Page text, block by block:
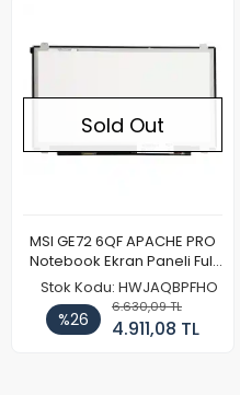
Sold Out
MSI GE72 6QF APACHE PRO
Notebook Ekran Paneli Full
HD
Stok Kodu: HWJAQBPFHO
%26
6.630,09 TL
4.911,08 TL